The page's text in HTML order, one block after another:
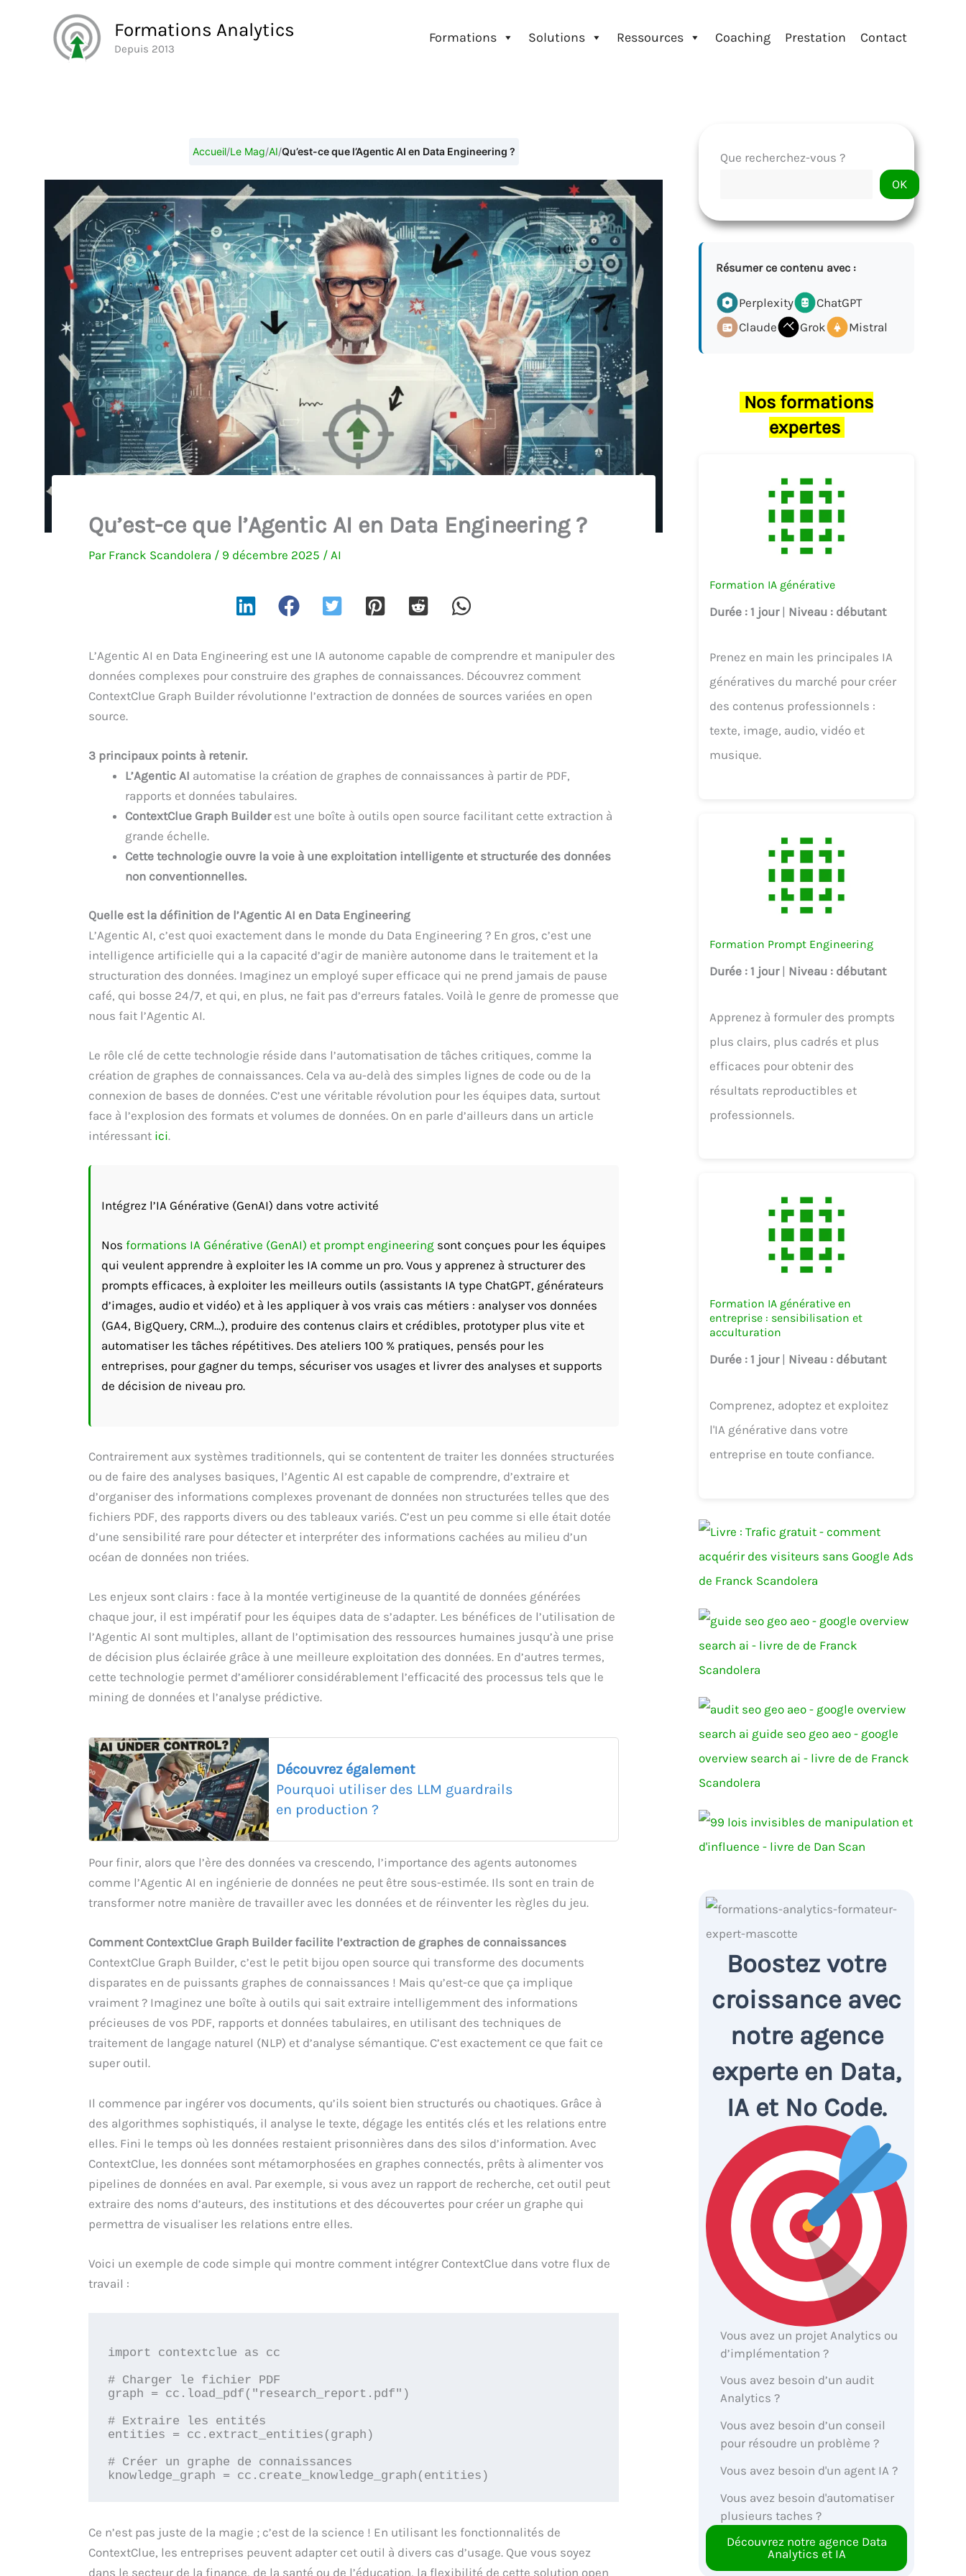
Formations Analytics
Depuis 2013
Formations Solutions Ressources Coaching Prestation Contact
Accueil/Le Mag/AI/Qu’est-ce que l’Agentic AI en Data Engineering ?
Qu’est-ce que l’Agentic AI en Data Engineering ?
Par Franck Scandolera / 9 décembre 2025 / AI
L’Agentic AI en Data Engineering est une IA autonome capable de comprendre et manipuler des
données complexes pour construire des graphes de connaissances. Découvrez comment
ContextClue Graph Builder révolutionne l’extraction de données de sources variées en open
source.
3 principaux points à retenir.
L’Agentic AI automatise la création de graphes de connaissances à partir de PDF,
rapports et données tabulaires.
ContextClue Graph Builderest une boîte à outils open source facilitant cette extraction à
grande échelle.
Cette technologie ouvre la voie à une exploitation intelligente et structurée des données
non conventionnelles.
Quelle est la définition de l’Agentic AI en Data Engineering
L’Agentic AI, c’est quoi exactement dans le monde du Data Engineering ? En gros, c’est une
intelligence artificielle qui a la capacité d’agir de manière autonome dans le traitement et la
structuration des données. Imaginez un employé super efficace qui ne prend jamais de pause
café, qui bosse 24/7, et qui, en plus, ne fait pas d’erreurs fatales. Voilà le genre de promesse que
nous fait l’Agentic AI.
Le rôle clé de cette technologie réside dans l’automatisation de tâches critiques, comme la
création de graphes de connaissances. Cela va au-delà des simples lignes de code ou de la
connexion de bases de données. C’est une véritable révolution pour les équipes data, surtout
face à l’explosion des formats et volumes de données. On en parle d’ailleurs dans un article
intéressant ici.
Intégrez l’IA Générative (GenAI) dans votre activité
Nos formations IA Générative (GenAI) et prompt engineering sont conçues pour les équipes
qui veulent apprendre à exploiter les IA comme un pro. Vous y apprenez à structurer des
prompts efficaces, à exploiter les meilleurs outils (assistants IA type ChatGPT, générateurs
d’images, audio et vidéo) et à les appliquer à vos vrais cas métiers : analyser vos données
(GA4, BigQuery, CRM…), produire des contenus clairs et crédibles, prototyper plus vite et
automatiser les tâches répétitives. Des ateliers 100 % pratiques, pensés pour les
entreprises, pour gagner du temps, sécuriser vos usages et livrer des analyses et supports
de décision de niveau pro.
Contrairement aux systèmes traditionnels, qui se contentent de traiter les données structurées
ou de faire des analyses basiques, l’Agentic AI est capable de comprendre, d’extraire et
d’organiser des informations complexes provenant de données non structurées telles que des
fichiers PDF, des rapports divers ou des tableaux variés. C’est un peu comme si elle était dotée
d’une sensibilité rare pour détecter et interpréter des informations cachées au milieu d’un
océan de données non triées.
Les enjeux sont clairs : face à la montée vertigineuse de la quantité de données générées
chaque jour, il est impératif pour les équipes data de s’adapter. Les bénéfices de l’utilisation de
l’Agentic AI sont multiples, allant de l’optimisation des ressources humaines jusqu’à une prise
de décision plus éclairée grâce à une meilleure exploitation des données. En d’autres termes,
cette technologie permet d’améliorer considérablement l’efficacité des processus tels que le
mining de données et l’analyse prédictive.
Découvrez également
Pourquoi utiliser des LLM guardrails
en production ?
Pour finir, alors que l’ère des données va crescendo, l’importance des agents autonomes
comme l’Agentic AI en ingénierie de données ne peut être sous-estimée. Ils sont en train de
transformer notre manière de travailler avec les données et de réinventer les règles du jeu.
Comment ContextClue Graph Builder facilite l’extraction de graphes de connaissances
ContextClue Graph Builder, c’est le petit bijou open source qui transforme des documents
disparates en de puissants graphes de connaissances ! Mais qu’est-ce que ça implique
vraiment ? Imaginez une boîte à outils qui sait extraire intelligemment des informations
précieuses de vos PDF, rapports et données tabulaires, en utilisant des techniques de
traitement de langage naturel (NLP) et d’analyse sémantique. C’est exactement ce que fait ce
super outil.
Il commence par ingérer vos documents, qu’ils soient bien structurés ou chaotiques. Grâce à
des algorithmes sophistiqués, il analyse le texte, dégage les entités clés et les relations entre
elles. Fini le temps où les données restaient prisonnières dans des silos d’information. Avec
ContextClue, les données sont métamorphosées en graphes connectés, prêts à alimenter vos
pipelines de données en aval. Par exemple, si vous avez un rapport de recherche, cet outil peut
extraire des noms d’auteurs, des institutions et des découvertes pour créer un graphe qui
permettra de visualiser les relations entre elles.
Voici un exemple de code simple qui montre comment intégrer ContextClue dans votre flux de
travail :
import contextclue as cc
# Charger le fichier PDF
graph = cc.load_pdf("research_report.pdf")
# Extraire les entités
entities = cc.extract_entities(graph)
# Créer un graphe de connaissances
Ce n’est pas juste de la magie ; c’est de la science ! En utilisant les fonctionnalités de
ContextClue, les entreprises peuvent adapter cet outil à divers cas d’usage. Que vous soyez
dans le secteur de la finance, de la santé ou de l’éducation, la flexibilité de cette solution open
Que recherchez-vous ?
OK
Résumer ce contenu avec :
Perplexity
ChatGPT
Claude
Grok Mistral
Nos formations
expertes
Formation IA générative
Durée : 1 jour | Niveau : débutant
Prenez en main les principales IA
génératives du marché pour créer
des contenus professionnels :
texte, image, audio, vidéo et
musique.
Formation Prompt Engineering
Durée : 1 jour | Niveau : débutant
Apprenez à formuler des prompts
plus clairs, plus cadrés et plus
efficaces pour obtenir des
résultats reproductibles et
professionnels.
Formation IA générative en
entreprise : sensibilisation et
acculturation
Durée : 1 jour | Niveau : débutant
Comprenez, adoptez et exploitez
l'IA générative dans votre
entreprise en toute confiance.
Boostez votre
croissance avec
notre agence
experte en Data,
IA et No Code.
Vous avez un projet Analytics ou
d’implémentation ?
Vous avez besoin d’un audit
Analytics ?
Vous avez besoin d’un conseil
pour résoudre un problème ?
Vous avez besoin d'un agent IA ?
Vous avez besoin d'automatiser
plusieurs taches ?
Découvrez notre agence Data
Analytics et IA